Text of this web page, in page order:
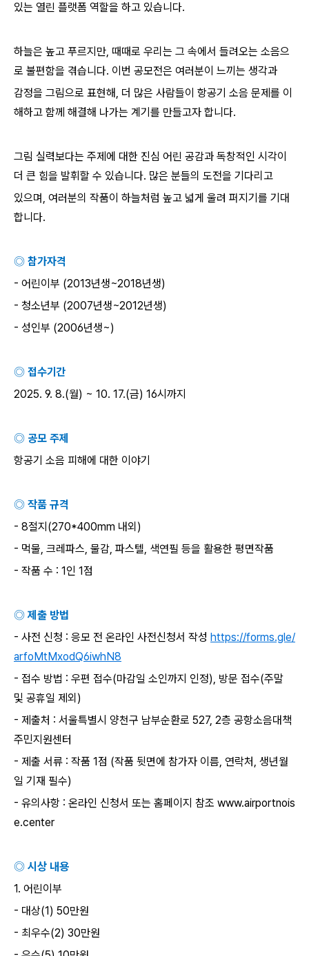
있는 열린 플랫폼 역할을 하고 있습니다.
하늘은 높고 푸르지만, 때때로 우리는 그 속에서 들려오는 소음으
로 불편함을 겪습니다. 이번 공모전은 여러분이 느끼는 생각과
감정을 그림으로 표현해, 더 많은 사람들이 항공기 소음 문제를 이
해하고 함께 해결해 나가는 계기를 만들고자 합니다.
그림 실력보다는 주제에 대한 진심 어린 공감과 독창적인 시각이
더 큰 힘을 발휘할 수 있습니다. 많은 분들의 도전을 기다리고
있으며, 여러분의 작품이 하늘처럼 높고 넓게 울려 퍼지기를 기대
합니다.
◎ 참가자격
- 어린이부 (2013년생~2018년생)
- 청소년부 (2007년생~2012년생)
- 성인부 (2006년생~)
◎ 접수기간
2025. 9. 8.(월) ~ 10. 17.(금) 16시까지
◎ 공모 주제
항공기 소음 피해에 대한 이야기
◎ 작품 규격
- 8절지(270*400mm 내외 )
- 먹물, 크레파스, 물감, 파스텔, 색연필 등을 활용한 평면작품
- 작품 수 : 1인 1점
◎ 제출 방법
- 사전 신청 : 응모 전 온라인 사전신청서 작성 https://forms.gle/
arfoMtMxodQ6iwhN8
- 접수 방법 : 우편 접수(마감일 소인까지 인정), 방문 접수(주말
및 공휴일 제외 )
- 제출처 : 서울특별시 양천구 남부순환로 527, 2층 공항소음대책
주민지원센터
- 제출 서류 : 작품 1점 (작품 뒷면에 참가자 이름, 연락처, 생년월
일 기재 필수)
- 유의사항 : 온라인 신청서 또는 홈페이지 참조 www.airportnois
e.center
◎ 시상 내용
1. 어린이부
- 대상(1) 50만원
- 최우수(2) 30만원